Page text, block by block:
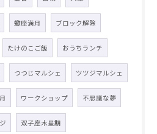
蠍座満月 ブロック解除
たけのこご飯 おうちランチ
つつじマルシェ ツツジマルシェ
ワークショップ 不思議な夢
双子座木星期